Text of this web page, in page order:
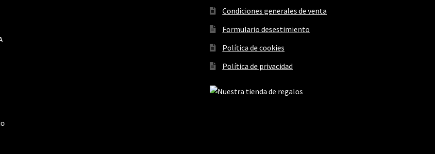
Condiciones generales de venta
Formulario desestimiento
Política de cookies
Política de privacidad